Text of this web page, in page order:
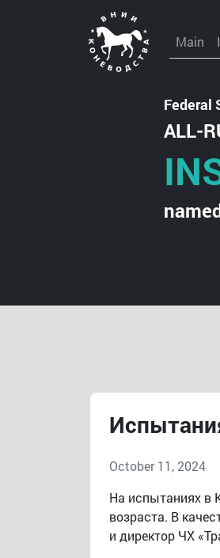
Main
Federal
ALL-
October 11, 2024
На испытаниях в
возраста. В
и директор ЧХ